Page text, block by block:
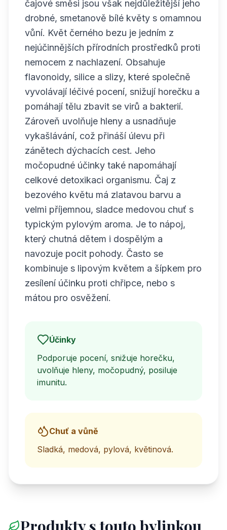
čajové směsi jsou však nejdůležitější jeho
drobné, smetanově bílé květy s omamnou
vůní. Květ černého bezu je jedním z
nejúčinnějších přírodních prostředků proti
nemocem z nachlazení. Obsahuje
flavonoidy, silice a slizy, které společně
vyvolávají léčivé pocení, snižují horečku a
pomáhají tělu zbavit se virů a bakterií.
Zároveň uvolňuje hleny a usnadňuje
vykašlávání, což přináší úlevu při
zánětech dýchacích cest. Jeho
močopudné účinky také napomáhají
celkové detoxikaci organismu. Čaj z
bezového květu má zlatavou barvu a
velmi příjemnou, sladce medovou chuť s
typickým pylovým aroma. Je to nápoj,
který chutná dětem i dospělým a
navozuje pocit pohody. Často se
kombinuje s lipovým květem a šípkem pro
zesílení účinku proti chřipce, nebo s
mátou pro osvěžení.
Účinky
Podporuje pocení, snižuje horečku,
uvolňuje hleny, močopudný, posiluje
imunitu.
Chuť a vůně
Sladká, medová, pylová, květinová.
Produkty s touto bylinkou